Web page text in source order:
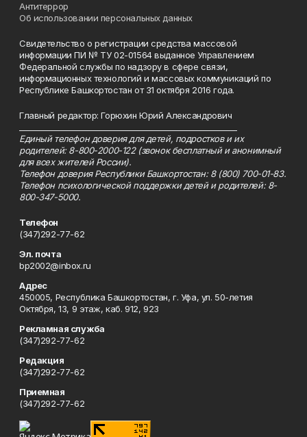
Антитеррор
Об использовании персональных данных
Свидетельство о регистрации средства массовой
информации ПИ № ТУ 02-01564 выданное Управлением
Федеральной службы по надзору в сфере связи,
информационных технологий и массовых коммуникаций по
Республике Башкортостан от 31 октября 2016 года.
Главный редактор: Горюхин Юрий Александрович
Единый телефон доверия для детей, подростков и их
родителей: 8-800-2000-122 (звонок бесплатный и анонимный
для всех жителей России).
Телефон доверия Республики Башкортостан: 8 (800) 700-01-83.
Телефон психологической поддержки детей и родителей: 8-
800-347-5000.
Телефон
(347)292-77-62
Эл. почта
bp2002@inbox.ru
Адрес
450005, Республика Башкортостан, г. Уфа, ул. 50-летия
Октября, 13, 9 этаж, каб. 912, 923
Рекламная служба
(347)292-77-62
Редакция
(347)292-77-62
Приемная
(347)292-77-62